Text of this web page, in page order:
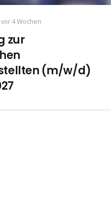
vor 4 Wochen
zur
(m/w/d)